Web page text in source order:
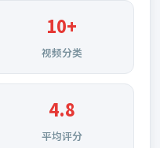
10+
视频分类
4.8
平均评分